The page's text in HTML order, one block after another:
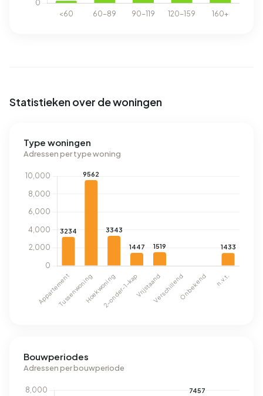
Statistieken over de woningen
Type woningen
Adressen per type woning
Bouwperiodes
Adressen per bouwperiode